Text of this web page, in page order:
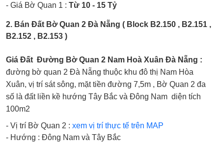
- Giá Bờ Quan 1 : Từ 10 - 15 Tỷ
2. Bán Đất Bờ Quan 2 Đà Nẵng ( Block B2.150 , B2.151 ,
B2.152 , B2.153 )
Giá Đất Đường Bờ Quan 2 Nam Hoà Xuân Đà Nẵng :
đường bờ quan 2 Đà Nẵng thuộc khu đô thị Nam Hòa
Xuân, vị trí sát sông, mặt tiền đường 7,5m , Bờ Quan 2 đa
số là đất liền kề hướng Tây Bắc và Đông Nam diện tích
100m2
- Vị trí Bờ Quan 2 : xem vị trí thực tế trên MAP
- Hướng : Đông Nam và Tây Bắc